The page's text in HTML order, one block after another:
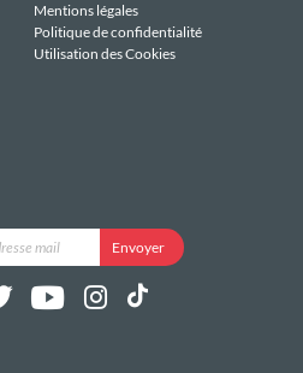
Mentions légales
Politique de confidentialité
Utilisation des Cookies